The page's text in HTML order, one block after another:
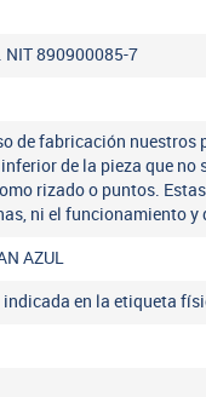
NIT 890900085-7
de fabricación
de la pieza que
rizado o puntos.
ni el funcionamiento
AZUL
en la etiqueta